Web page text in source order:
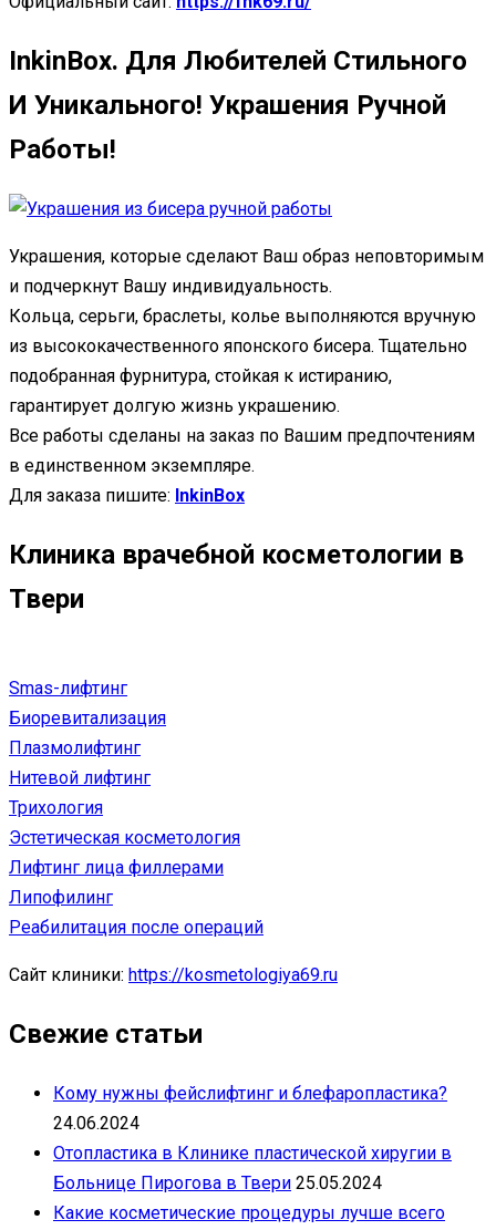
InkinBox. Для Любителей Стильного
И Уникального! Украшения Ручной
Работы!
Украшения, которые сделают Ваш образ неповторимым
и подчеркнут Вашу индивидуальность.
Кольца, серьги, браслеты, колье выполняются вручную
из высококачественного японского бисера. Тщательно
подобранная фурнитура, стойкая к истиранию,
гарантирует долгую жизнь украшению.
Все работы сделаны на заказ по Вашим предпочтениям
в единственном экземпляре.
Для заказа пишите: InkinBox
Клиника врачебной косметологии в
Твери
Smas-лифтинг
Биоревитализация
Плазмолифтинг
Нитевой лифтинг
Трихология
Эстетическая косметология
Лифтинг лица филлерами
Липофилинг
Реабилитация после операций
Сайт клиники: https://kosmetologiya69.ru
Свежие статьи
Кому нужны фейслифтинг и блефаропластика?
24.06.2024
Отопластика в Клинике пластической хиругии в
Больнице Пирогова в Твери 25.05.2024
Какие косметические процедуры лучше всего